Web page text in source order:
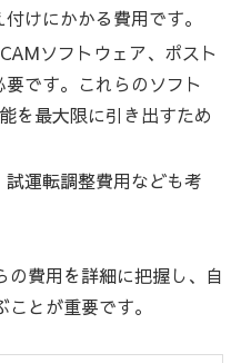
けにかかる費用です。
ソフトウェア、ポスト
です。これらのソフト
を最大限に引き出すため
運転調整費用なども考
費用を詳細に把握し、自
とが重要です。